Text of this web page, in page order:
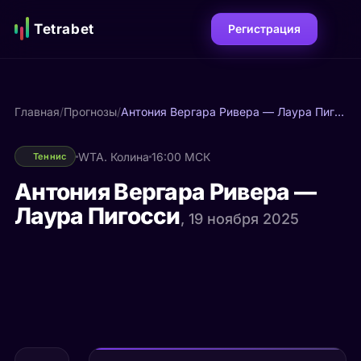
Tetrabet Регистрация
Главная/Прогнозы/ Антония Вергара Ривера — Лаура Пигосси
Теннис WTA. Колина 16:00 МСК
Антония Вергара Ривера —
Лаура Пигосси, 19 ноября 2025